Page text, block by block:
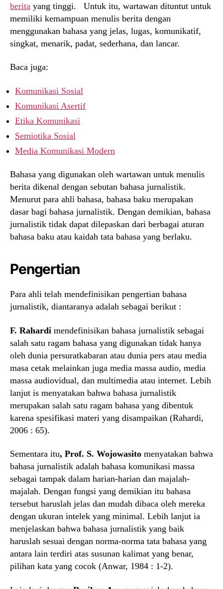
berita yang tinggi. Untuk itu, wartawan dituntut untuk
memiliki kemampuan menulis berita dengan
menggunakan bahasa yang jelas, lugas, komunikatif,
singkat, menarik, padat, sederhana, dan lancar.
Baca juga:
Komunikasi Sosial
Komunikasi Asertif
Etika Komunikasi
Semiotika Sosial
Media Komunikasi Modern
Bahasa yang digunakan oleh wartawan untuk menulis
berita dikenal dengan sebutan bahasa jurnalistik.
Menurut para ahli bahasa, bahasa baku merupakan
dasar bagi bahasa jurnalistik. Dengan demikian, bahasa
jurnalistik tidak dapat dilepaskan dari berbagai aturan
bahasa baku atau kaidah tata bahasa yang berlaku.
Pengertian
Para ahli telah mendefinisikan pengertian bahasa
jurnalistik, diantaranya adalah sebagai berikut :
F. Rahardi mendefinisikan bahasa jurnalistik sebagai
salah satu ragam bahasa yang digunakan tidak hanya
oleh dunia persuratkabaran atau dunia pers atau media
masa cetak melainkan juga media massa audio, media
massa audiovidual, dan multimedia atau internet. Lebih
lanjut is menyatakan bahwa bahasa jurnalistik
merupakan salah satu ragam bahasa yang dibentuk
karena spesifikasi materi yang disampaikan (Rahardi,
2006 : 65).
Sementara itu, Prof. S. Wojowasito menyatakan bahwa
bahasa jurnalistik adalah bahasa komunikasi massa
sebagai tampak dalam harian-harian dan majalah-
majalah. Dengan fungsi yang demikian itu bahasa
tersebut haruslah jelas dan mudah dibaca oleh mereka
dengan ukuran intelek yang minimal. Lebih lanjut ia
menjelaskan bahwa bahasa jurnalistik yang baik
haruslah sesuai dengan norma-norma tata bahasa yang
antara lain terdiri atas susunan kalimat yang benar,
pilihan kata yang cocok (Anwar, 1984 : 1-2).